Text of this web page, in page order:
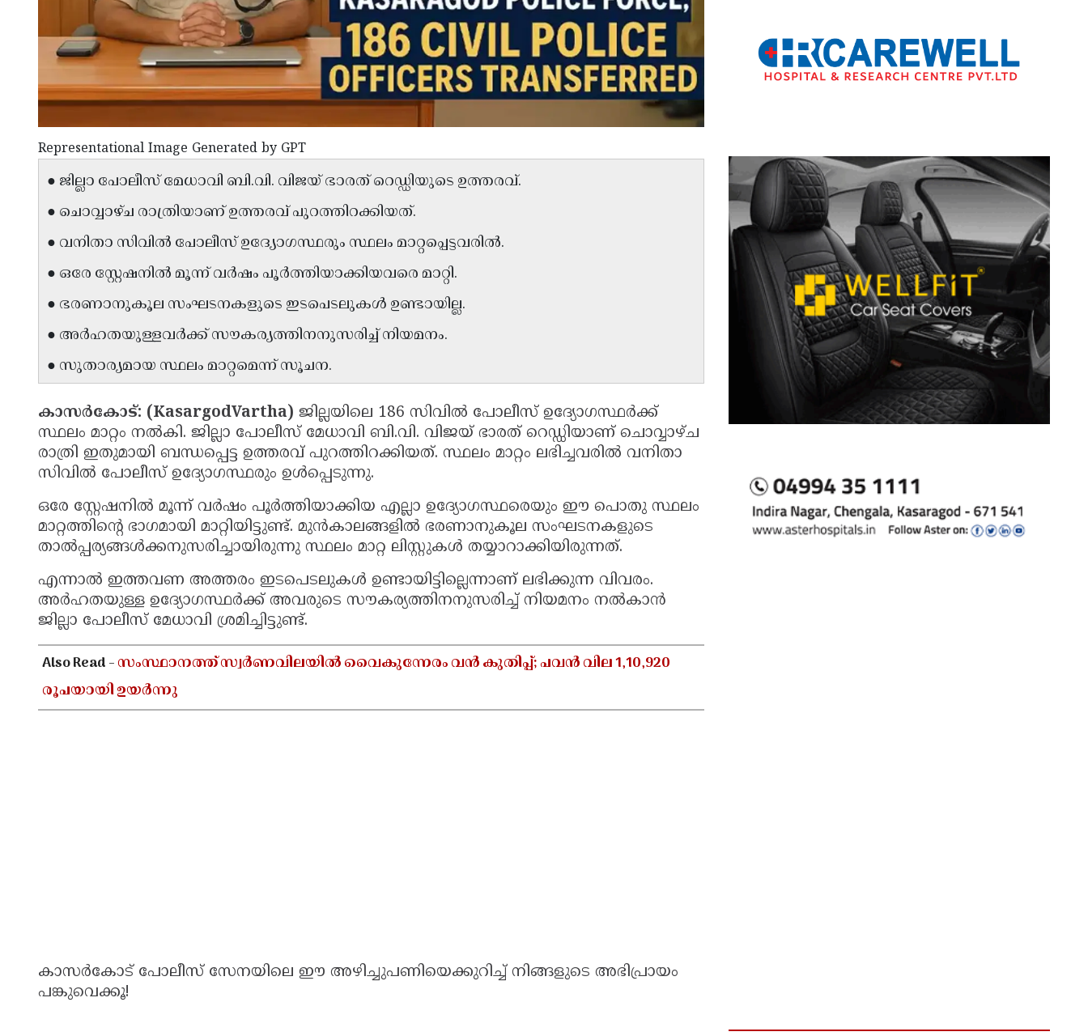
Representational Image Generated by GPT
● ജില്ലാ പോലീസ് മേധാവി ബി.വി. വിജയ് ഭാരത് റെഡ്ഡിയുടെ ഉത്തരവ്.
● ചൊവ്വാഴ്ച രാത്രിയാണ് ഉത്തരവ് പുറത്തിറക്കിയത്.
● വനിതാ സിവിൽ പോലീസ് ഉദ്യോഗസ്ഥരും സ്ഥലം മാറ്റപ്പെട്ടവരിൽ.
● ഒരേ സ്റ്റേഷനിൽ മൂന്ന് വർഷം പൂർത്തിയാക്കിയവരെ മാറ്റി.
● ഭരണാനുകൂല സംഘടനകളുടെ ഇടപെടലുകൾ ഉണ്ടായില്ല.
● അർഹതയുള്ളവർക്ക് സൗകര്യത്തിനനുസരിച്ച് നിയമനം.
● സുതാര്യമായ സ്ഥലം മാറ്റമെന്ന് സൂചന.
കാസർകോട്: (KasargodVartha) ജില്ലയിലെ 186 സിവിൽ പോലീസ് ഉദ്യോഗസ്ഥർക്ക്
സ്ഥലം മാറ്റം നൽകി. ജില്ലാ പോലീസ് മേധാവി ബി.വി. വിജയ് ഭാരത് റെഡ്ഡിയാണ് ചൊവ്വാഴ്ച
രാത്രി ഇതുമായി ബന്ധപ്പെട്ട ഉത്തരവ് പുറത്തിറക്കിയത്. സ്ഥലം മാറ്റം ലഭിച്ചവരിൽ വനിതാ
സിവിൽ പോലീസ് ഉദ്യോഗസ്ഥരും ഉൾപ്പെടുന്നു.
ഒരേ സ്റ്റേഷനിൽ മൂന്ന് വർഷം പൂർത്തിയാക്കിയ എല്ലാ ഉദ്യോഗസ്ഥരെയും ഈ പൊതു സ്ഥലം
മാറ്റത്തിന്റെ ഭാഗമായി മാറ്റിയിട്ടുണ്ട്. മുൻകാലങ്ങളിൽ ഭരണാനുകൂല സംഘടനകളുടെ
താൽപ്പര്യങ്ങൾക്കനുസരിച്ചായിരുന്നു സ്ഥലം മാറ്റ ലിസ്റ്റുകൾ തയ്യാറാക്കിയിരുന്നത്.
എന്നാൽ ഇത്തവണ അത്തരം ഇടപെടലുകൾ ഉണ്ടായിട്ടില്ലെന്നാണ് ലഭിക്കുന്ന വിവരം.
അർഹതയുള്ള ഉദ്യോഗസ്ഥർക്ക് അവരുടെ സൗകര്യത്തിനനുസരിച്ച് നിയമനം നൽകാൻ
ജില്ലാ പോലീസ് മേധാവി ശ്രമിച്ചിട്ടുണ്ട്.
Also Read -സംസ്ഥാനത്ത് സ്വർണവിലയിൽ വൈകുന്നേരം വൻ കുതിപ്പ്; പവൻ വില 1,10,920
രൂപയായി ഉയർന്നു
കാസർകോട് പോലീസ് സേനയിലെ ഈ അഴിച്ചുപണിയെക്കുറിച്ച് നിങ്ങളുടെ അഭിപ്രായം
പങ്കുവെക്കൂ!